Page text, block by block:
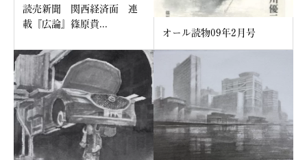
読売新聞 関西経済面 連
載『広論』篠原貴...
オール読物09年2月号